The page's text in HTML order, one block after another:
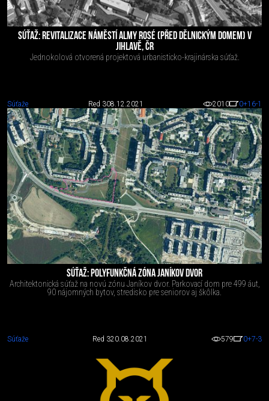
SÚŤAŽ: REVITALIZACE NÁMĚSTÍ ALMY ROSÉ (PŘED DĚLNICKÝM DOMEM) V
JIHLAVĚ, ČR
Jednokolová otvorená projektová urbanisticko-krajinárska súťaž.
Súťaže Red 308.12.2021 2010 0+16-1
SÚŤAŽ: POLYFUNKČNÁ ZÓNA JANÍKOV DVOR
Architektonická súťaž na novú zónu Janíkov dvor. Parkovací dom pre 499 áut,
90 nájomných bytov, stredisko pre seniorov aj škôlka.
Súťaže Red 320.08.2021 579 0+7-3